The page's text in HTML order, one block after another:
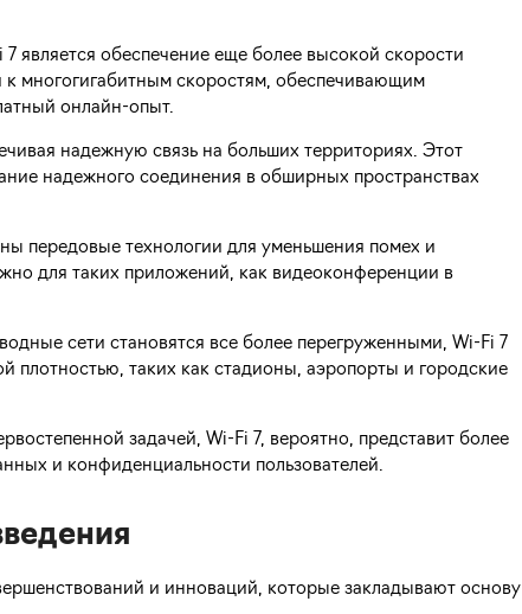
является обеспечение еще более высокой скорости
многогигабитным скоростям, обеспечивающим
онлайн-опыт.
надежную связь на больших территориях. Этот
надежного соединения в обширных пространствах
передовые технологии для уменьшения помех и
для таких приложений, как видеоконференции в
сети становятся все более перегруженными, Wi-Fi 7
плотностью, таких как стадионы, аэропорты и городские
задачей, Wi-Fi 7, вероятно, представит более
и конфиденциальности пользователей.
и инноваций, которые закладывают основу